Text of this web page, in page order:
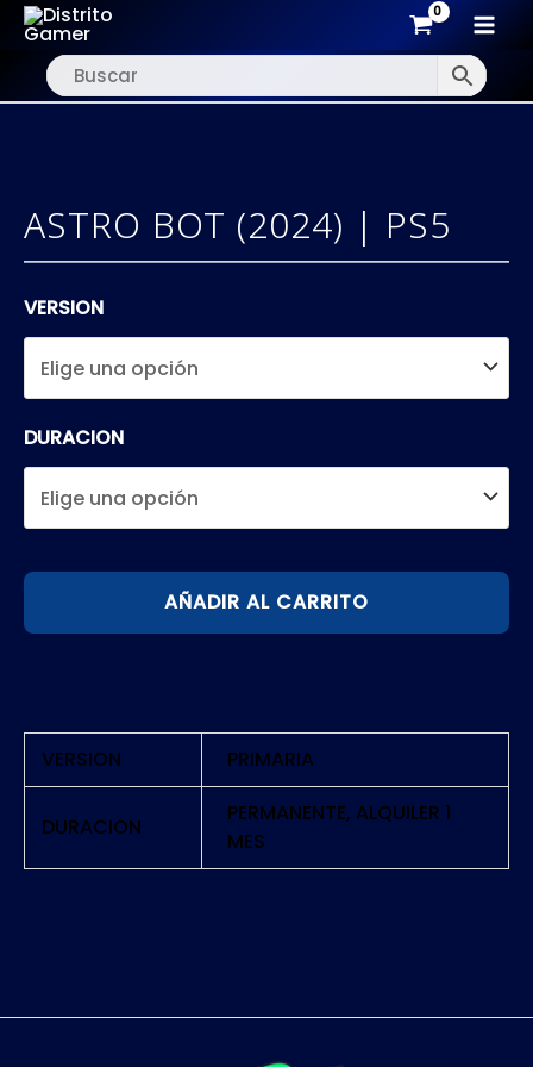
ASTRO BOT (2024) | PS5
VERSION
DURACION
ASTRO
(2024)
cantidad
AÑADIR AL CARRITO
VERSION PRIMARIA
DURACION
PERMANENTE, ALQUILER 1
MES